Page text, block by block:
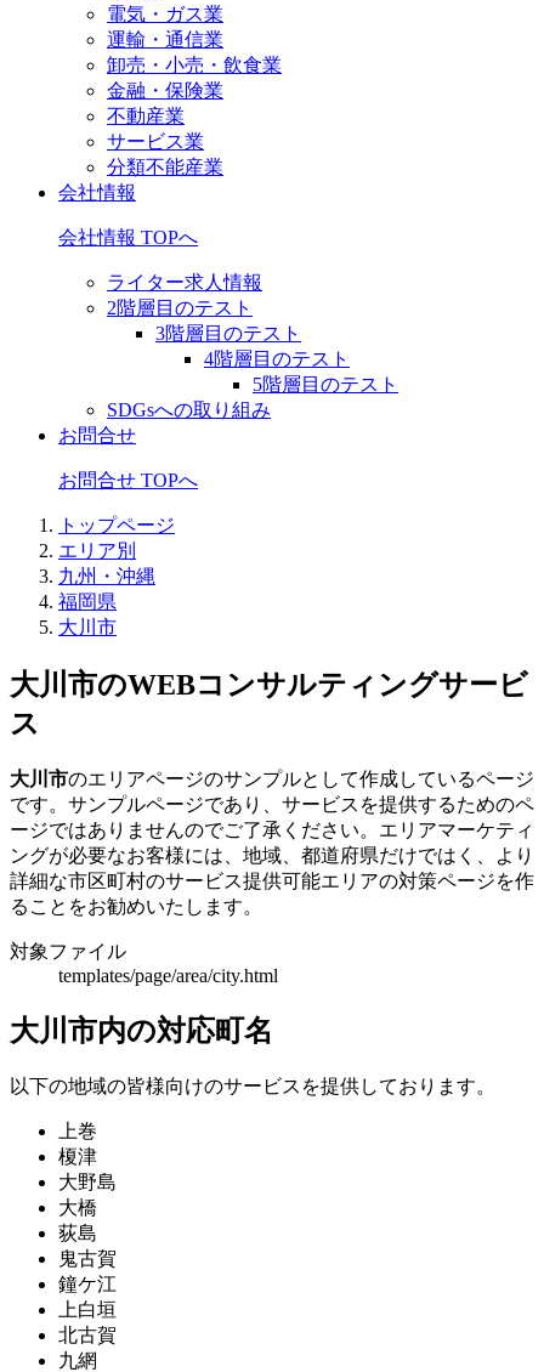
電気・ガス業
運輸・通信業
卸売・小売・飲食業
金融・保険業
不動産業
サービス業
分類不能産業
会社情報
会社情報 TOPへ
ライター求人情報
2階層目のテスト
3階層目のテスト
4階層目のテスト
5階層目のテスト
SDGsへの取り組み
お問合せ
お問合せ TOPへ
トップページ
エリア別
九州・沖縄
福岡県
大川市
大川市のWEBコンサルティングサービ
ス
大川市のエリアページのサンプルとして作成しているページ
です。サンプルページであり、サービスを提供するためのペ
ージではありませんのでご了承ください。エリアマーケティ
ングが必要なお客様には、地域、都道府県だけではく、より
詳細な市区町村のサービス提供可能エリアの対策ページを作
ることをお勧めいたします。
対象ファイル
templates/page/area/city.html
大川市内の対応町名
以下の地域の皆様向けのサービスを提供しております。
上巻
榎津
大野島
大橋
荻島
鬼古賀
鐘ケ江
上白垣
北古賀
九網